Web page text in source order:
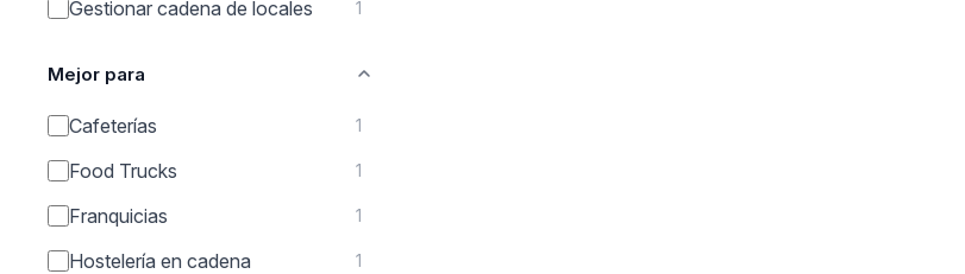
Gestionar cadena de locales 1
Mejor para
Cafeterías 1
Food Trucks 1
Franquicias 1
Hostelería en cadena 1